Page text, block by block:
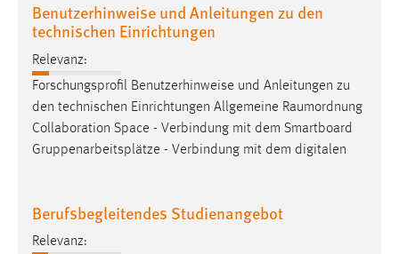
Benutzerhinweise und Anleitungen zu den
technischen Einrichtungen
Relevanz:
Forschungsprofil Benutzerhinweise und Anleitungen zu
den technischen Einrichtungen Allgemeine Raumordnung
Collaboration Space - Verbindung mit dem Smartboard
Gruppenarbeitsplätze - Verbindung mit dem digitalen
Berufsbegleitendes Studienangebot
Relevanz: